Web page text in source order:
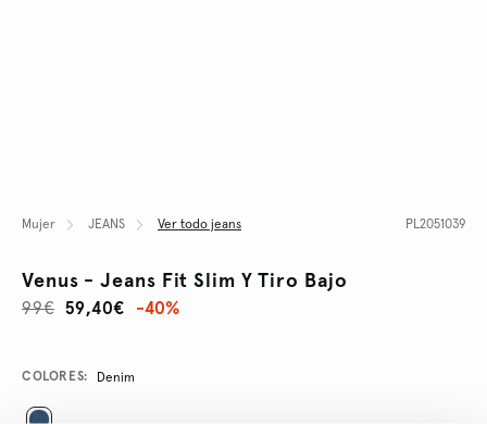
Mujer JEANS Ver todo jeans PL2051039
Venus - Jeans Fit Slim Y Tiro Bajo
59,40€
99€ -40%
Promotions
Variations
COLORES: Denim